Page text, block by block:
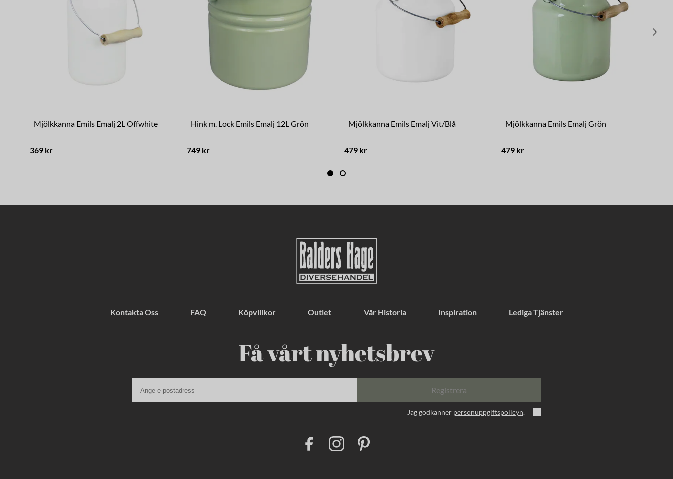
Mjölkkanna Emils Emalj 2L Offwhite
369 kr
Hink m. Lock Emils Emalj 12L Grön
749 kr
Mjölkkanna Emils Emalj Vit/Blå
479 kr
Mjölkkanna Emils Emalj Grön
479 kr
Kontakta Oss FAQ Köpvillkor Outlet Vår Historia Inspiration Lediga Tjänster
Få vårt nyhetsbrev
Registrera
Jag godkänner personuppgiftspolicyn.
I
n